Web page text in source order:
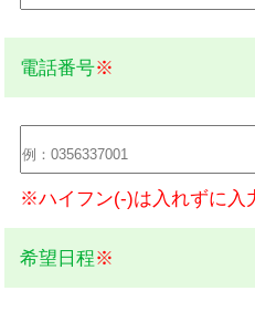
電話番号※
※ハイフン(-)は入れずに入
希望日程※